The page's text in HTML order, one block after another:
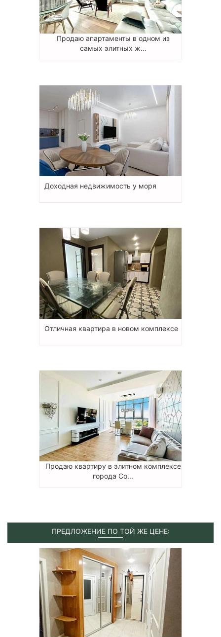
Продаю апартаменты в одном из
самых элитных ж...
Доходная недвижимость у моря
Отличная квартира в новом комплексе
Продаю квартиру в элитном комплексе
города Со...
ПРЕДЛОЖЕНИЕ ПО ТОЙ ЖЕ ЦЕНЕ: